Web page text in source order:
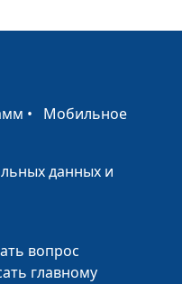
• Мобильное
данных и
вопрос
главному